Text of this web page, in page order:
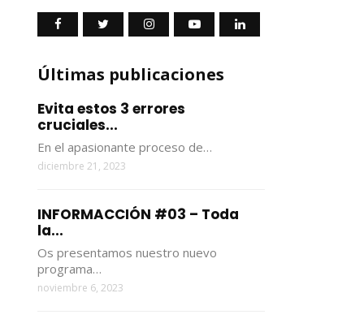
Últimas publicaciones
Evita estos 3 errores
cruciales...
En el apasionante proceso de…
diciembre 21, 2023
INFORMACCIÓN #03 – Toda
la...
Os presentamos nuestro nuevo
programa…
noviembre 6, 2023